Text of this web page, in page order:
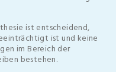
ist entscheidend,
ist und keine
im Bereich der
bestehen.